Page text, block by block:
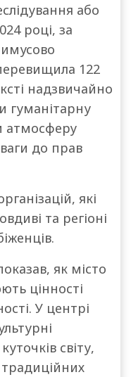
або
році, за
122
надзвичайно
гуманітарну
атмосферу
до прав
які
та регіоні
як місто
цінності
У центрі
світу,
традиційних